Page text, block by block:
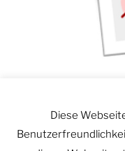
Diese